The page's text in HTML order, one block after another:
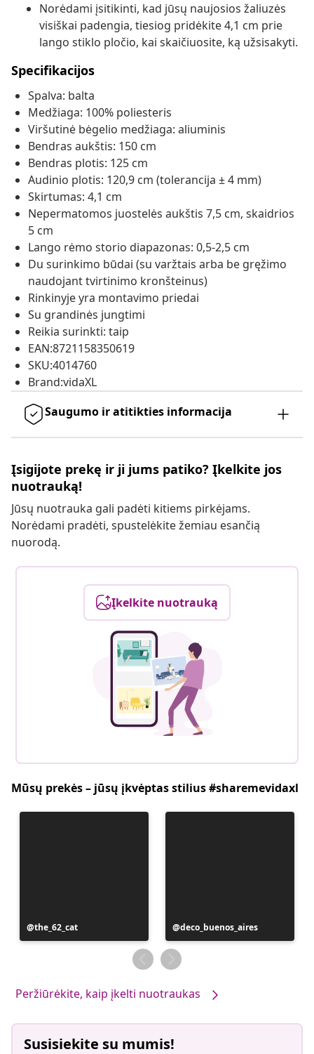
Norėdami įsitikinti, kad jūsų naujosios žaliuzės
visiškai padengia, tiesiog pridėkite 4,1 cm prie
lango stiklo pločio, kai skaičiuosite, ką užsisakyti.
Specifikacijos
Spalva: balta
Medžiaga: 100% poliesteris
Viršutinė bėgelio medžiaga: aliuminis
Bendras aukštis: 150 cm
Bendras plotis: 125 cm
Audinio plotis: 120,9 cm (tolerancija ± 4 mm)
Skirtumas: 4,1 cm
Nepermatomos juostelės aukštis 7,5 cm, skaidrios
5 cm
Lango rėmo storio diapazonas: 0,5-2,5 cm
Du surinkimo būdai (su varžtais arba be gręžimo
naudojant tvirtinimo kronšteinus)
Rinkinyje yra montavimo priedai
Su grandinės jungtimi
Reikia surinkti: taip
EAN:8721158350619
SKU:4014760
Brand:vidaXL
Saugumo ir atitikties informacija
Įsigijote prekę ir ji jums patiko? Įkelkite jos
nuotrauką!
Jūsų nuotrauka gali padėti kitiems pirkėjams.
Norėdami pradėti, spustelėkite žemiau esančią
nuorodą.
Įkelkite nuotrauką
Mūsų prekės – jūsų įkvėptas stilius #sharemevidaxl
Įrašą
paskelbė
the_62_cat
Įrašą
paskelbė
deco_buenos_aires
Peržiūrėkite, kaip įkelti nuotraukas
Susisiekite su mumis!